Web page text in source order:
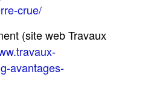
crue/
(site web Travaux
avantages-